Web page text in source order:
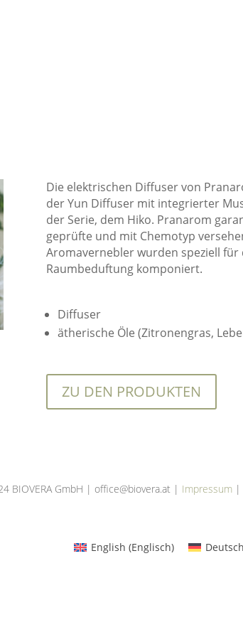
Die elektrischen Diffuser von
der Yun Diffuser mit integrierter
der Serie, dem Hiko. Pranarom
geprüfte und mit Chemotyp
Aromavernebler wurden speziell
Raumbeduftung komponiert.
Diffuser
ätherische Öle (Zitronengras,
ZU DEN PRODUKTEN
BIOVERA GmbH | office@biovera.at | Impressum |
English (Englisch) Deutsch